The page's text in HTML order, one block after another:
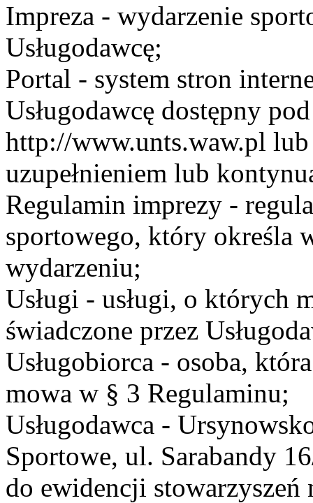
Impreza - wydarzenie
Usługodawcę;
Portal - system stron
Usługodawcę dostępny
http://www.unts.waw.pl lub
uzupełnieniem lub
Regulamin imprezy -
sportowego, który określa
wydarzeniu;
Usługi - usługi, o których
świadczone przez
Usługobiorca - osoba,
mowa w § 3 Regulaminu;
Usługodawca -
Sportowe, ul. Sarabandy
do ewidencji stowarzyszeń